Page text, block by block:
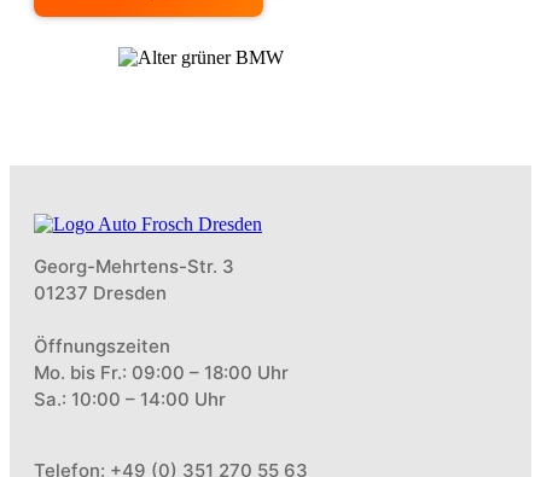
Georg-Mehrtens-Str. 3
01237 Dresden
Öffnungszeiten
Mo. bis Fr.: 09:00 – 18:00 Uhr
Sa.: 10:00 – 14:00 Uhr
Telefon: +49 (0) 351 270 55 63